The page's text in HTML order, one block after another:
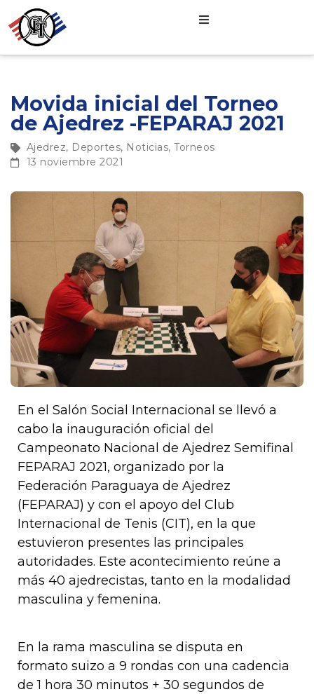
Movida inicial del Torneo
de Ajedrez -FEPARAJ 2021
Ajedrez, Deportes, Noticias, Torneos
13 noviembre 2021
En el Salón Social Internacional se llevó a
cabo la inauguración oficial del
Campeonato Nacional de Ajedrez Semifinal
FEPARAJ 2021, organizado por la
Federación Paraguaya de Ajedrez
(FEPARAJ) y con el apoyo del Club
Internacional de Tenis (CIT), en la que
estuvieron presentes las principales
autoridades. Este acontecimiento reúne a
más 40 ajedrecistas, tanto en la modalidad
masculina y femenina.
En la rama masculina se disputa en
formato suizo a 9 rondas con una cadencia
de 1 hora 30 minutos + 30 segundos de